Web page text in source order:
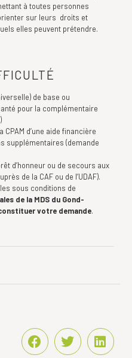
à toutes personnes
sur leurs droits et
elles peuvent prétendre.
de base ou
pour la complémentaire
d’une aide financière
supplémentaires (demande
d’honneur ou de secours aux
de la CAF ou de l’UDAF).
sous conditions de
de la MDS du Gond-
votre demande.